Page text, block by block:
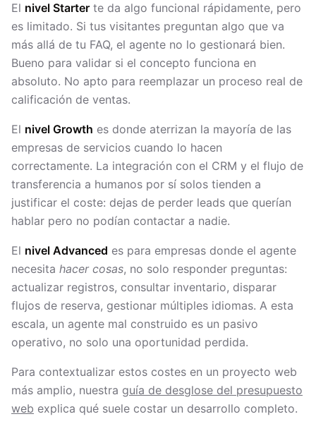
El nivel Starter te da algo funcional rápidamente, pero
es limitado. Si tus visitantes preguntan algo que va
más allá de tu FAQ, el agente no lo gestionará bien.
Bueno para validar si el concepto funciona en
absoluto. No apto para reemplazar un proceso real de
calificación de ventas.
El nivel Growth es donde aterrizan la mayoría de las
empresas de servicios cuando lo hacen
correctamente. La integración con el CRM y el flujo de
transferencia a humanos por sí solos tienden a
justificar el coste: dejas de perder leads que querían
hablar pero no podían contactar a nadie.
El nivel Advanced es para empresas donde el agente
necesita hacer cosas, no solo responder preguntas:
actualizar registros, consultar inventario, disparar
flujos de reserva, gestionar múltiples idiomas. A esta
escala, un agente mal construido es un pasivo
operativo, no solo una oportunidad perdida.
Para contextualizar estos costes en un proyecto web
más amplio, nuestra guía de desglose del presupuesto
web explica qué suele costar un desarrollo completo.